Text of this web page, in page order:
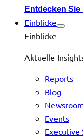
Entdecken
Einblicke
Einblicke
Aktuelle
Reports
Blog
Events
Executive